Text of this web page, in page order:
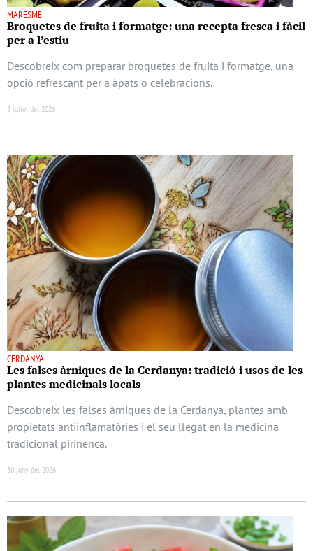
MARESME
Broquetes de fruita i formatge: una recepta fresca i fàcil
per a l’estiu
Descobreix com preparar broquetes de fruita i formatge, una
opció refrescant per a àpats o celebracions.
3 juliol del 2026
CERDANYA
Les falses àrniques de la Cerdanya: tradició i usos de les
plantes medicinals locals
Descobreix les falses àrniques de la Cerdanya, plantes amb
propietats antiinflamatòries i el seu llegat en la medicina
tradicional pirinenca.
30 juny del 2026